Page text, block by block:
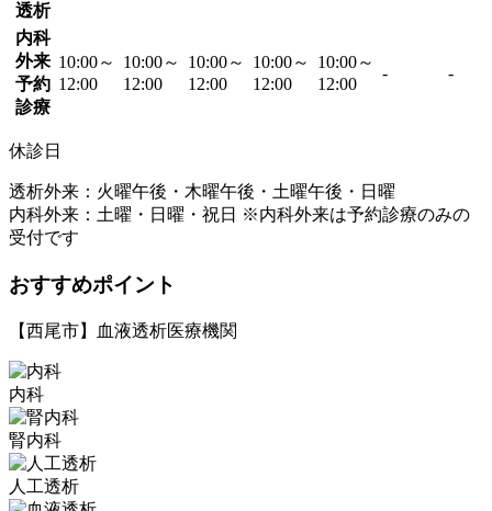
透析
内科
外来
予約
診療
10:00～
12:00
10:00～
12:00
10:00～
12:00
10:00～
12:00
10:00～
12:00
- -
休診日
透析外来：火曜午後・木曜午後・土曜午後・日曜
内科外来：土曜・日曜・祝日 ※内科外来は予約診療のみの
受付です
おすすめポイント
【西尾市】血液透析医療機関
内科
腎内科
人工透析